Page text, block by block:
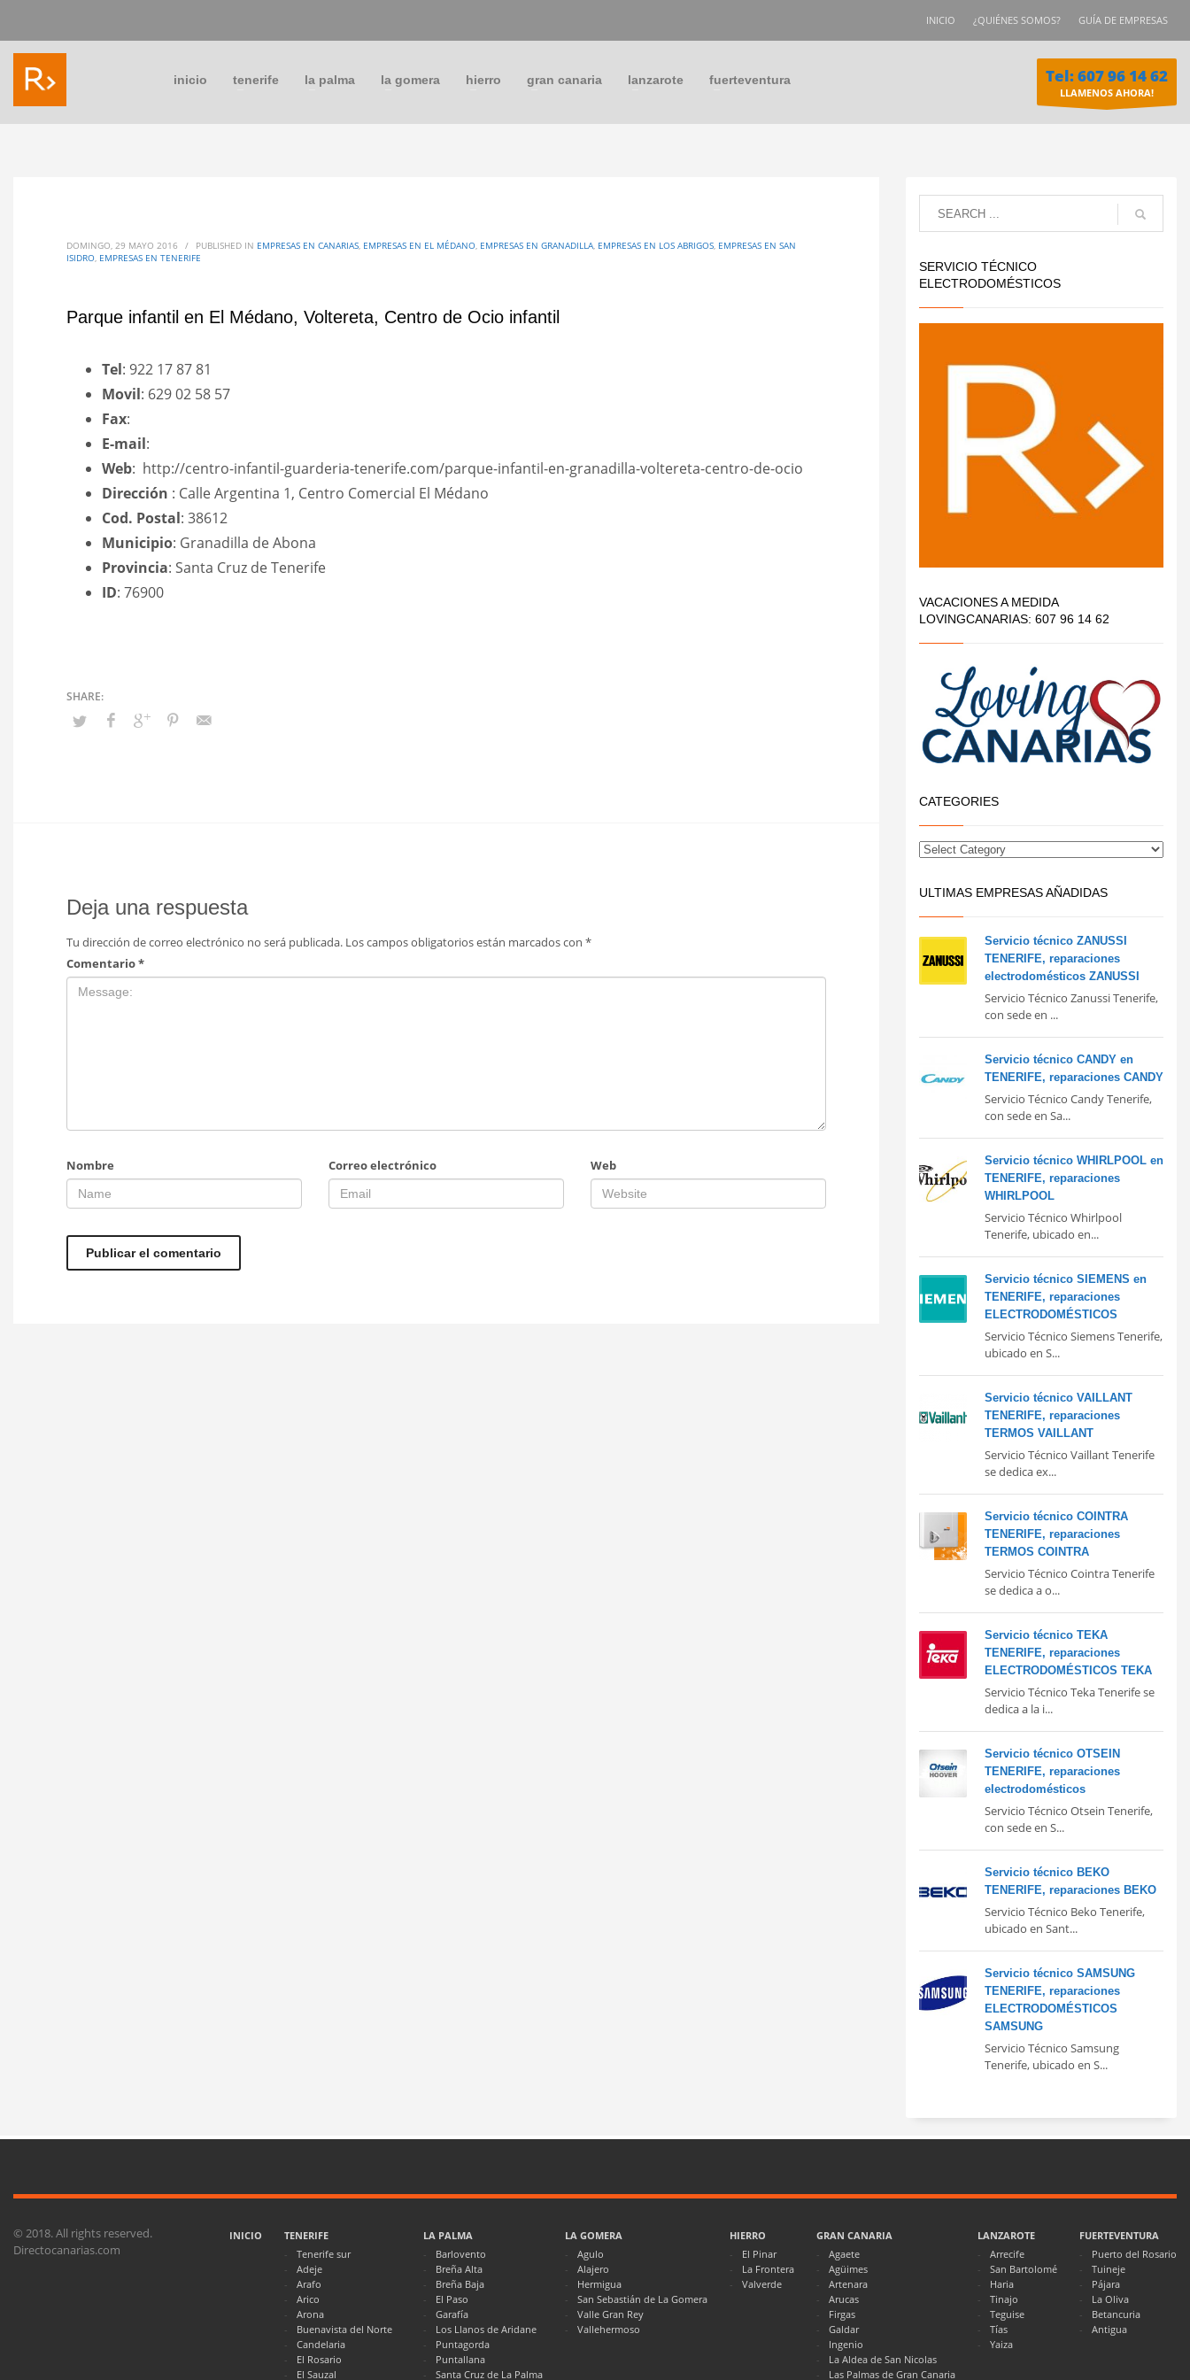
INICIO ¿QUIÉNES SOMOS? GUÍA DE EMPRESAS
inicio tenerife la palma la gomera hierro gran canaria lanzarote fuerteventura Tel: 607 96 14 62
LLAMENOS AHORA!
DOMINGO, 29 MAYO 2016 / PUBLISHED IN EMPRESAS EN CANARIAS, EMPRESAS EN EL MÉDANO, EMPRESAS EN GRANADILLA, EMPRESAS EN LOS ABRIGOS, EMPRESAS EN SAN
ISIDRO, EMPRESAS EN TENERIFE
Parque infantil en El Médano, Voltereta, Centro de Ocio infantil
Tel: 922 17 87 81
Movil: 629 02 58 57
Fax:
E-mail:
Web: http://centro-infantil-guarderia-tenerife.com/parque-infantil-en-granadilla-voltereta-centro-de-ocio
Dirección : Calle Argentina 1, Centro Comercial El Médano
Cod. Postal: 38612
Municipio: Granadilla de Abona
Provincia: Santa Cruz de Tenerife
ID: 76900
Deja una respuesta
Tu dirección de correo electrónico no será publicada. Los campos obligatorios están marcados con *
Comentario*
Nombre Correo electrónico Web
SERVICIO TÉCNICO
ELECTRODOMÉSTICOS
VACACIONES A MEDIDA
LOVINGCANARIAS: 607 96 14 62
CATEGORIES
ULTIMAS EMPRESAS AÑADIDAS
Servicio técnico ZANUSSI
TENERIFE, reparaciones
electrodomésticos ZANUSSI
Servicio Técnico Zanussi Tenerife,
con sede en ...
Servicio técnico CANDY en
TENERIFE, reparaciones CANDY
Servicio Técnico Candy Tenerife,
con sede en Sa...
Servicio técnico WHIRLPOOL en
TENERIFE, reparaciones
WHIRLPOOL
Servicio Técnico Whirlpool
Tenerife, ubicado en...
Servicio técnico SIEMENS en
TENERIFE, reparaciones
ELECTRODOMÉSTICOS
Servicio Técnico Siemens Tenerife,
ubicado en S...
Servicio técnico VAILLANT
TENERIFE, reparaciones
TERMOS VAILLANT
Servicio Técnico Vaillant Tenerife
se dedica ex...
Servicio técnico COINTRA
TENERIFE, reparaciones
TERMOS COINTRA
Servicio Técnico Cointra Tenerife
se dedica a o...
Servicio técnico TEKA
TENERIFE, reparaciones
ELECTRODOMÉSTICOS TEKA
Servicio Técnico Teka Tenerife se
dedica a la i...
Servicio técnico OTSEIN
TENERIFE, reparaciones
electrodomésticos
Servicio Técnico Otsein Tenerife,
con sede en S...
Servicio técnico BEKO
TENERIFE, reparaciones BEKO
Servicio Técnico Beko Tenerife,
ubicado en Sant...
Servicio técnico SAMSUNG
TENERIFE, reparaciones
ELECTRODOMÉSTICOS
SAMSUNG
Servicio Técnico Samsung
Tenerife, ubicado en S...
INICIO
TENERIFE
Tenerife sur
Adeje
Arafo
Arico
Arona
Buenavista del Norte
Candelaria
El Rosario
El Sauzal
LA PALMA
Barlovento
Breña Alta
Breña Baja
El Paso
Garafía
Los Llanos de Aridane
Puntagorda
Puntallana
Santa Cruz de La Palma
LA GOMERA
Agulo
Alajero
Hermigua
San Sebastián de La Gomera
Valle Gran Rey
Vallehermoso
HIERRO
El Pinar
La Frontera
Valverde
GRAN CANARIA
Agaete
Agüimes
Artenara
Arucas
Firgas
Galdar
Ingenio
La Aldea de San Nicolas
Las Palmas de Gran Canaria
LANZAROTE
Arrecife
San Bartolomé
Haria
Tinajo
Teguise
Tías
Yaiza
FUERTEVENTURA
Puerto del Rosario
Tuineje
Pájara
La Oliva
Betancuria
Antigua
© 2018. All rights reserved.
Directocanarias.com